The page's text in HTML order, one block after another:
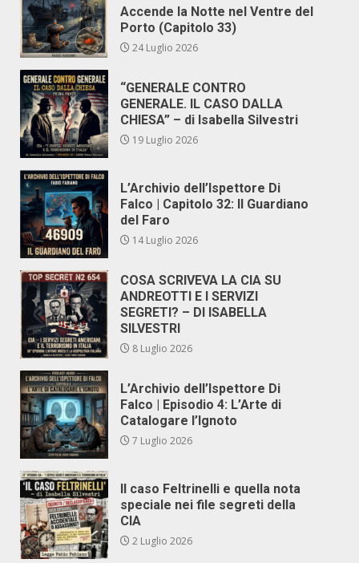
Accende la Notte nel Ventre del
Porto (Capitolo 33)
24 Luglio 2026
“GENERALE CONTRO
GENERALE. IL CASO DALLA
CHIESA” – di Isabella Silvestri
19 Luglio 2026
L’Archivio dell’Ispettore Di
Falco | Capitolo 32: Il Guardiano
del Faro
14 Luglio 2026
COSA SCRIVEVA LA CIA SU
ANDREOTTI E I SERVIZI
SEGRETI? – DI ISABELLA
SILVESTRI
8 Luglio 2026
L’Archivio dell’Ispettore Di
Falco | Episodio 4: L’Arte di
Catalogare l’Ignoto
7 Luglio 2026
Il caso Feltrinelli e quella nota
speciale nei file segreti della
CIA
2 Luglio 2026